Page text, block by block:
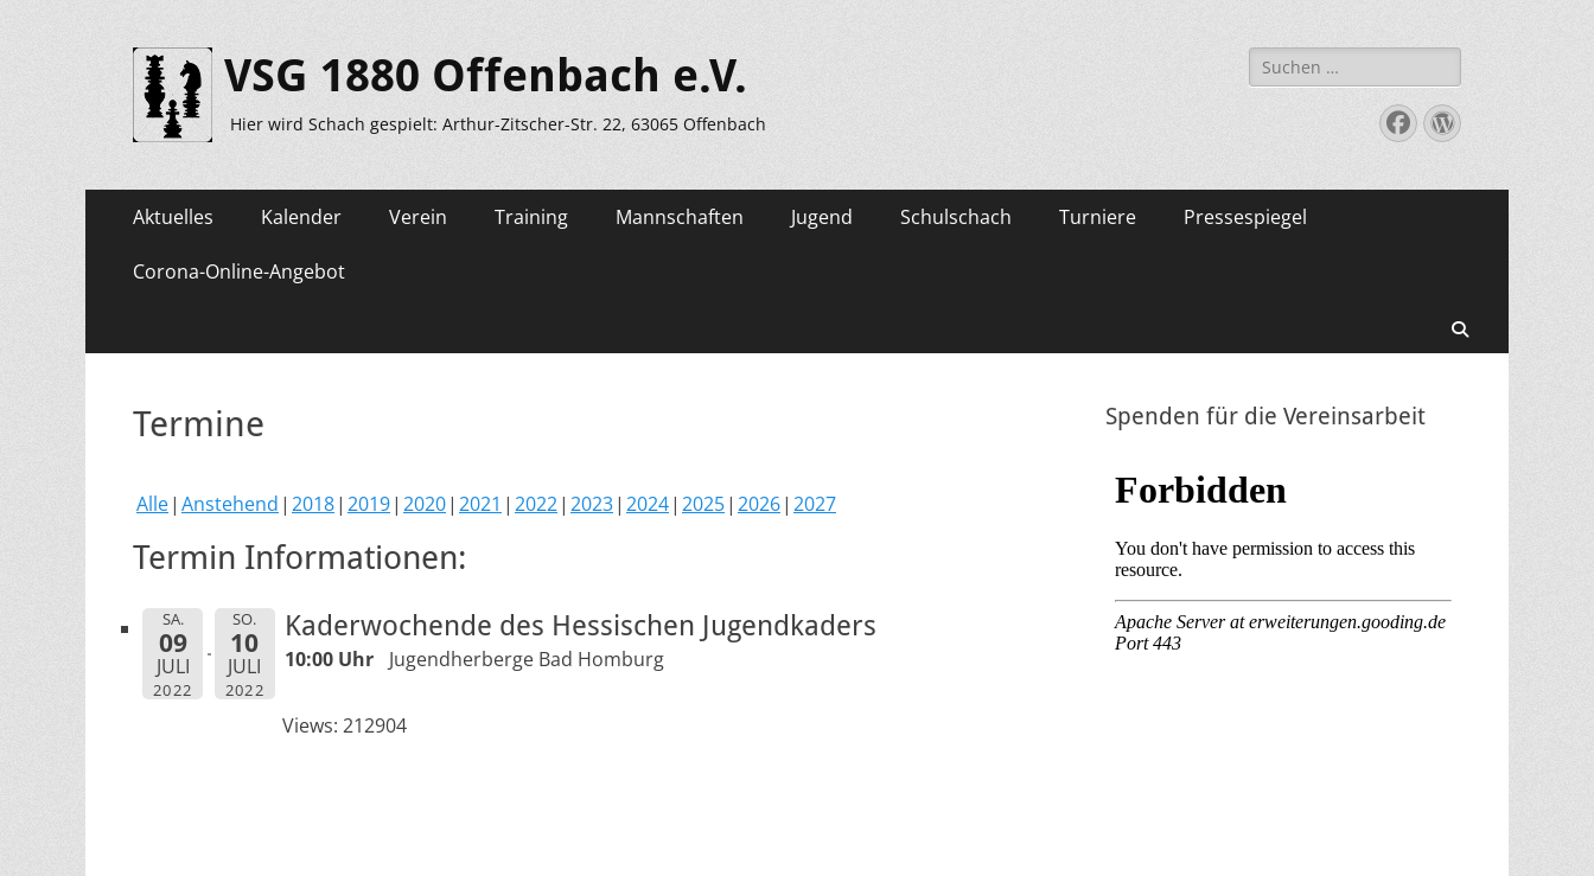
VSG 1880 Offenbach e.V.
Hier wird Schach gespielt: Arthur-Zitscher-Str. 22, 63065 Offenbach
Suche
nach:
Facebook
WordPress
Primäres
Zum
Inhalt
springen
Aktuelles Kalender Verein Training Mannschaften Jugend Schulschach Turniere Pressespiegel
Corona-Online-Angebot
Termine
Alle Anstehend 2018 2019 2020 2021 2022 2023 2024 2025 2026 2027
Termin Informationen:
SA.
09
JULI
2022
SO.
10
JULI
2022
Kaderwochende des Hessischen Jugendkaders
10:00 Uhr Jugendherberge Bad Homburg
Views: 212904
Spenden für die Vereinsarbeit